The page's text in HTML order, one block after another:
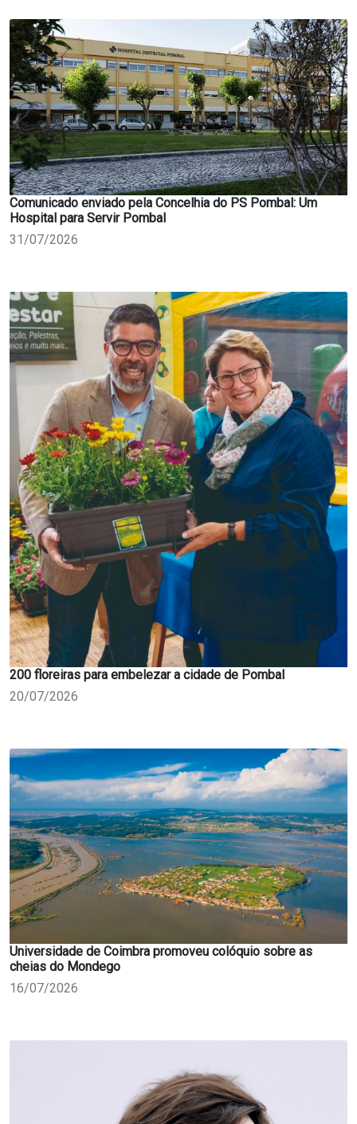
Comunicado enviado pela Concelhia do PS Pombal: Um
Hospital para Servir Pombal
31/07/2026
200 floreiras para embelezar a cidade de Pombal
20/07/2026
Universidade de Coimbra promoveu colóquio sobre as
cheias do Mondego
16/07/2026